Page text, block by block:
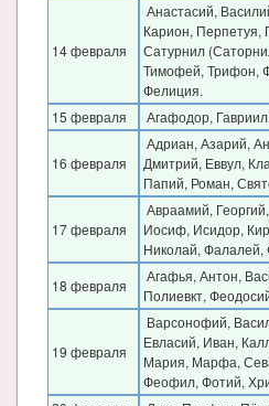
14 февраля
Анастасий,
Карион, Перпетуя,
Сатурнил
Тимофей, Трифон,
Фелиция.
15 февраля
Агафодор,
16 февраля
Адриан, Азарий,
Дмитрий, Еввул,
Папий, Роман,
17 февраля
Авраамий,
Иосиф, Исидор,
Николай, Фалалей,
18 февраля
Агафья, Антон,
Полиевкт,
19 февраля
Варсонофий,
Евласий, Иван,
Мария, Марфа,
Феофил, Фотий,